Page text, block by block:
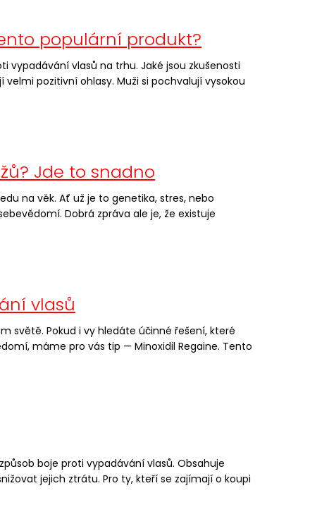
populární produkt?
vypadávání vlasů na trhu. Jaké jsou zkušenosti
pozitivní ohlasy. Muži si pochvalují vysokou
Jde to snadno
na věk. Ať už je to genetika, stres, nebo
Dobrá zpráva ale je, že existuje
vlasů
světě. Pokud i vy hledáte účinné řešení, které
máme pro vás tip — Minoxidil Regaine. Tento
boje proti vypadávání vlasů. Obsahuje
jejich ztrátu. Pro ty, kteří se zajímají o koupi